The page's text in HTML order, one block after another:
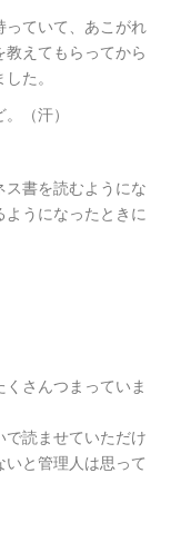
っていて、あこがれ
えてもらってから
た。
（汗）
書を読むようにな
うになったときに
さんつまっていま
で読ませていただけ
と管理人は思って